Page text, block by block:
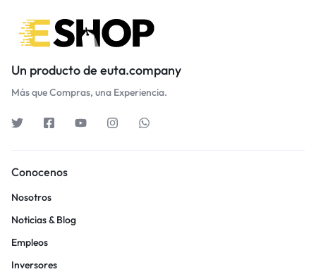
Un producto de euta.company
Más que Compras, una Experiencia.
Conocenos
Nosotros
Noticias & Blog
Empleos
Inversores